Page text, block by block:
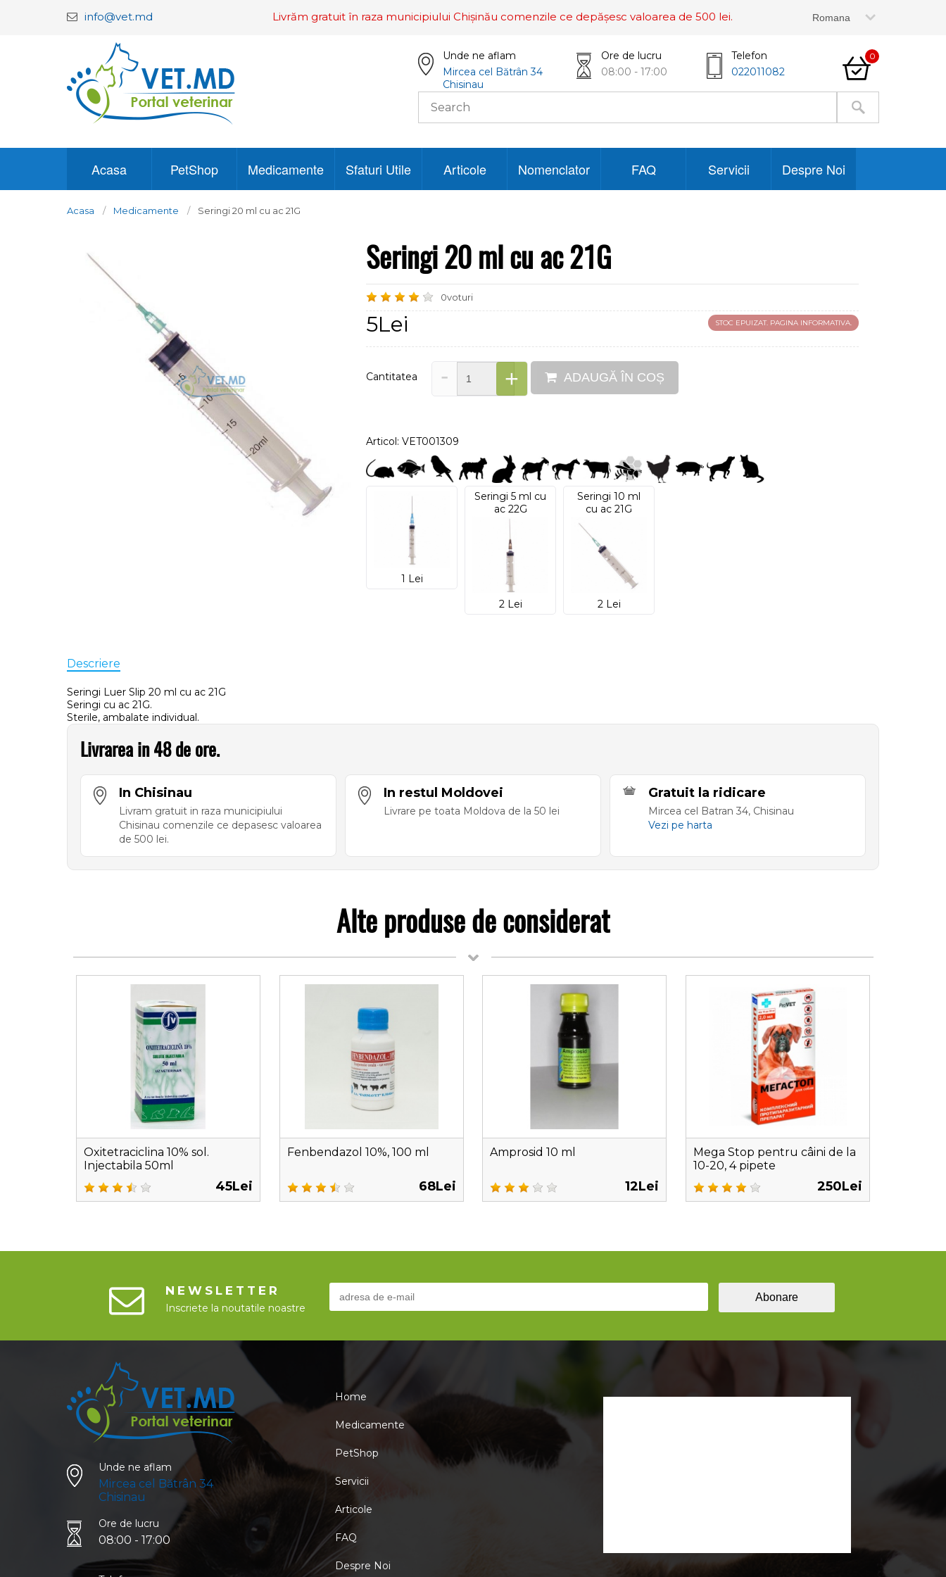
info@vet.md Livrăm gratuit în raza municipiului Chișinău comenzile ce depășesc valoarea de 500 lei.
Unde ne aflam
Mircea cel Bătrân 34
Chisinau
Ore de lucru
08:00 - 17:00
Telefon
022011082
0
Acasa PetShop Medicamente Sfaturi Utile Articole Nomenclator FAQ Servicii Despre Noi
Acasa Medicamente Seringi 20 ml cu ac 21G
Seringi 20 ml cu ac 21G
0voturi
5Lei STOC EPUIZAT. PAGINA INFORMATIVA.
Cantitatea - + ADAUGĂ ÎN COȘ
Articol: VET001309
1 Lei
Seringi 5 ml cu
ac 22G
2 Lei
Seringi 10 ml
cu ac 21G
2 Lei
Descriere
Seringi Luer Slip 20 ml cu ac 21G
Seringi cu ac 21G.
Sterile, ambalate individual.
Livrarea in 48 de ore.
In Chisinau
Livram gratuit in raza municipiului
Chisinau comenzile ce depasesc valoarea
de 500 lei.
In restul Moldovei
Livrare pe toata Moldova de la 50 lei
Gratuit la ridicare
Mircea cel Batran 34, Chisinau
Vezi pe harta
Alte produse de considerat
Oxitetraciclina 10% sol.
Injectabila 50ml
45Lei
Fenbendazol 10%, 100 ml
68Lei
Amprosid 10 ml
12Lei
Mega Stop pentru câini de la
10-20, 4 pipete
250Lei
NEWSLETTER
Inscriete la noutatile noastre
Unde ne aflam
Mircea cel Bătrân 34
Chisinau
Ore de lucru
08:00 - 17:00
Home
Medicamente
PetShop
Servicii
Articole
FAQ
Despre Noi